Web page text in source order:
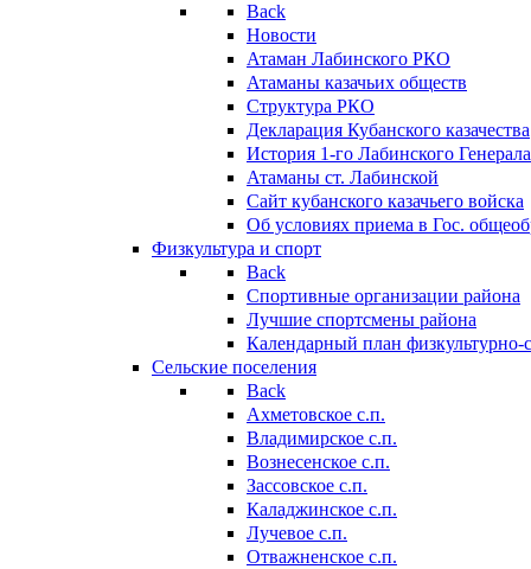
Back
Новости
Атаман Лабинского РКО
Атаманы казачьих обществ
Структура РКО
Декларация Кубанского казачества
История 1-го Лабинского
Атаманы ст. Лабинской
Cайт кубанского казачьего войска
Об условиях приема в Гос.
Физкультура и спорт
Back
Спортивные организации района
Лучшие спортсмены района
Календарный план
Сельские поселения
Back
Ахметовское с.п.
Владимирское с.п.
Вознесенское с.п.
Зассовское с.п.
Каладжинское с.п.
Лучевое с.п.
Отважненское с.п.